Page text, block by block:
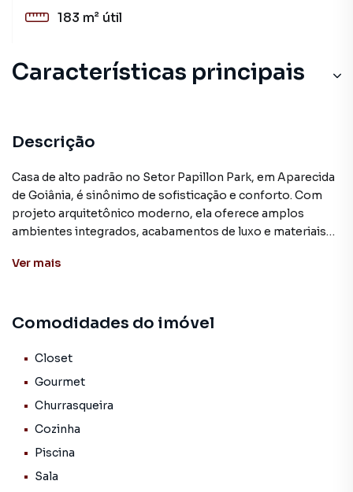
183 m² útil
Características principais
Cozinha
Piscina
Sala
Descrição
Casa de alto padrão no Setor Papillon Park, em Aparecida
de Goiânia, é sinônimo de sofisticação e conforto. Com
projeto arquitetônico moderno, ela oferece amplos
ambientes integrados, acabamentos de luxo e materiais
naturalmente, com grandes janelas e pé-direito duplo. A
privilegiada, próxima a comércios, shopping,
para seus moradores.
Ver mais
Comodidades do imóvel
Closet
Gourmet
Churrasqueira
Cozinha
Piscina
Sala